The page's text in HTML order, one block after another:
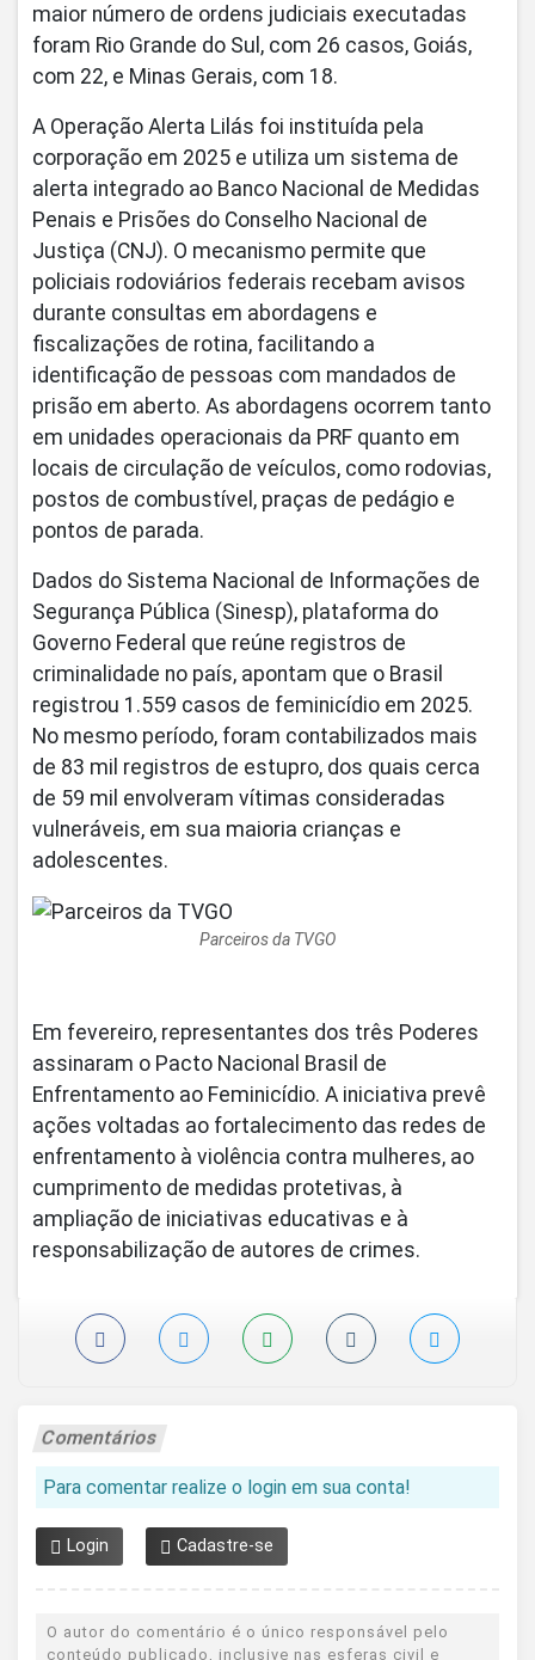
maior número de ordens judiciais executadas
foram Rio Grande do Sul, com 26 casos, Goiás,
com 22, e Minas Gerais, com 18.
A Operação Alerta Lilás foi instituída pela
corporação em 2025 e utiliza um sistema de
alerta integrado ao Banco Nacional de Medidas
Penais e Prisões do Conselho Nacional de
Justiça (CNJ). O mecanismo permite que
policiais rodoviários federais recebam avisos
durante consultas em abordagens e
fiscalizações de rotina, facilitando a
identificação de pessoas com mandados de
prisão em aberto. As abordagens ocorrem tanto
em unidades operacionais da PRF quanto em
locais de circulação de veículos, como rodovias,
postos de combustível, praças de pedágio e
pontos de parada.
Dados do Sistema Nacional de Informações de
Segurança Pública (Sinesp), plataforma do
Governo Federal que reúne registros de
criminalidade no país, apontam que o Brasil
registrou 1.559 casos de feminicídio em 2025.
No mesmo período, foram contabilizados mais
de 83 mil registros de estupro, dos quais cerca
de 59 mil envolveram vítimas consideradas
vulneráveis, em sua maioria crianças e
adolescentes.
Parceiros da TVGO
Em fevereiro, representantes dos três Poderes
assinaram o Pacto Nacional Brasil de
Enfrentamento ao Feminicídio. A iniciativa prevê
ações voltadas ao fortalecimento das redes de
enfrentamento à violência contra mulheres, ao
cumprimento de medidas protetivas, à
ampliação de iniciativas educativas e à
responsabilização de autores de crimes.
Comentários
Para comentar realize o login em sua conta!
Login Cadastre-se
O autor do comentário é o único responsável pelo
conteúdo publicado, inclusive nas esferas civil e